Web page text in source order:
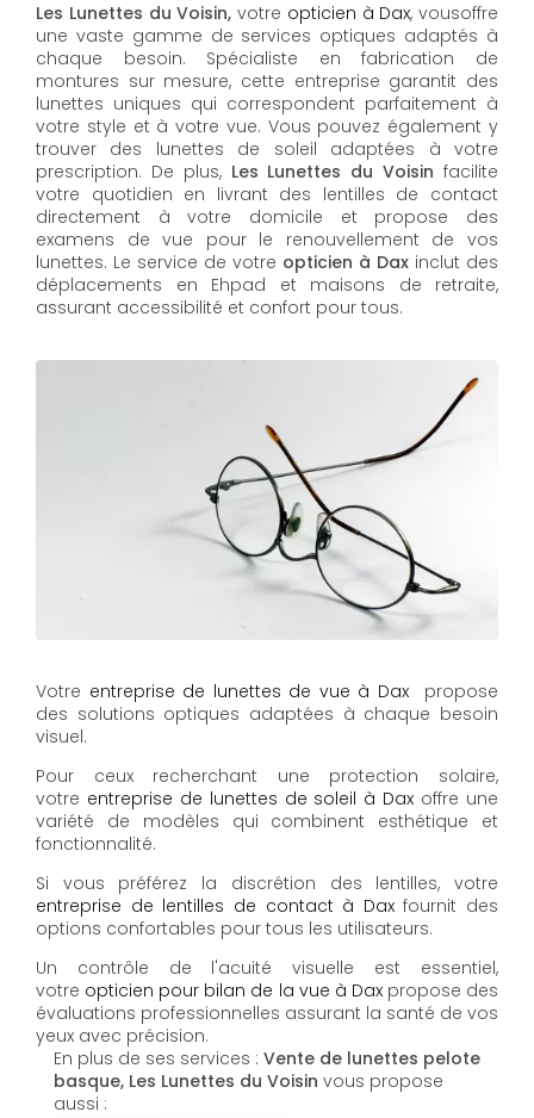
Les Lunettes du Voisin, votre opticien à Dax, vousoffre
une vaste gamme de services optiques adaptés à
chaque besoin. Spécialiste en fabrication de
montures sur mesure, cette entreprise garantit des
lunettes uniques qui correspondent parfaitement à
votre style et à votre vue. Vous pouvez également y
trouver des lunettes de soleil adaptées à votre
prescription. De plus, Les Lunettes du Voisin facilite
votre quotidien en livrant des lentilles de contact
directement à votre domicile et propose des
examens de vue pour le renouvellement de vos
lunettes. Le service de votre opticien à Dax inclut des
déplacements en Ehpad et maisons de retraite,
assurant accessibilité et confort pour tous.
Votre entreprise de lunettes de vue à Daxpropose
des solutions optiques adaptées à chaque besoin
visuel.
Pour ceux recherchant une protection solaire,
votre entreprise de lunettes de soleil à Dax offre une
variété de modèles qui combinent esthétique et
fonctionnalité.
Si vous préférez la discrétion des lentilles, votre
entreprise de lentilles de contact à Daxfournit des
options confortables pour tous les utilisateurs.
Un contrôle de l'acuité visuelle est essentiel,
votre opticien pour bilan de la vue à Daxpropose des
évaluations professionnelles assurant la santé de vos
yeux avec précision.
En plus de ses services : Vente de lunettes pelote
basque, Les Lunettes du Voisin vous propose
aussi :